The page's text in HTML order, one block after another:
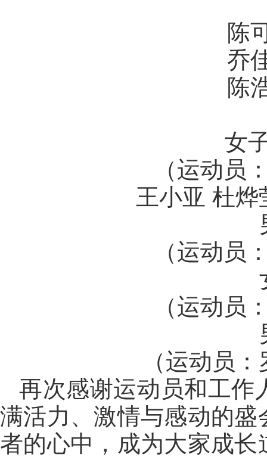
陈
乔
陈
女
（运动员
王小亚 杜
（运动员
（运动员
（运动员
再次感谢运动员和工作
满活力、激情与感动的
者的心中，成为大家成